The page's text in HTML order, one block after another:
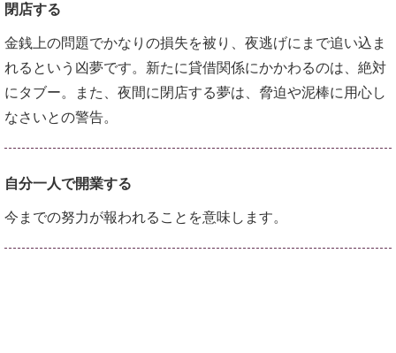
閉店する
金銭上の問題でかなりの損失を被り、夜逃げにまで追い込ま
れるという凶夢です。新たに貸借関係にかかわるのは、絶対
にタブー。また、夜間に閉店する夢は、脅迫や泥棒に用心し
なさいとの警告。
自分一人で開業する
今までの努力が報われることを意味します。